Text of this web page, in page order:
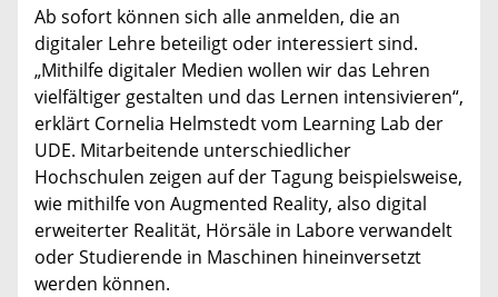
Ab sofort können sich alle anmelden, die an
digitaler Lehre beteiligt oder interessiert sind.
„Mithilfe digitaler Medien wollen wir das Lehren
vielfältiger gestalten und das Lernen intensivieren“,
erklärt Cornelia Helmstedt vom Learning Lab der
UDE. Mitarbeitende unterschiedlicher
Hochschulen zeigen auf der Tagung beispielsweise,
wie mithilfe von Augmented Reality, also digital
erweiterter Realität, Hörsäle in Labore verwandelt
oder Studierende in Maschinen hineinversetzt
werden können.